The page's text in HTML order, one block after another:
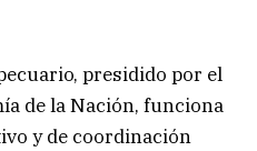
presidido por el
de la Nación, funciona
y de coordinación